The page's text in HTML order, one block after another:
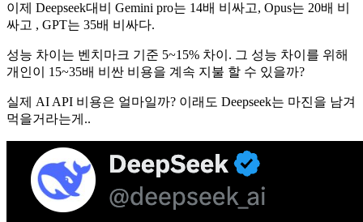
이제 Deepseek대비 Gemini pro는 14배 비싸고, Opus는 20배 비
싸고 , GPT는 35배 비싸다.
성능 차이는 벤치마크 기준 5~15% 차이. 그 성능 차이를 위해
개인이 15~35배 비싼 비용을 계속 지불 할 수 있을까?
실제 AI API 비용은 얼마일까? 이래도 Deepseek는 마진을 남겨
먹을거라는게..